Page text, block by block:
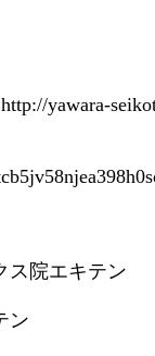
yawara-
ス院エキテン
ン